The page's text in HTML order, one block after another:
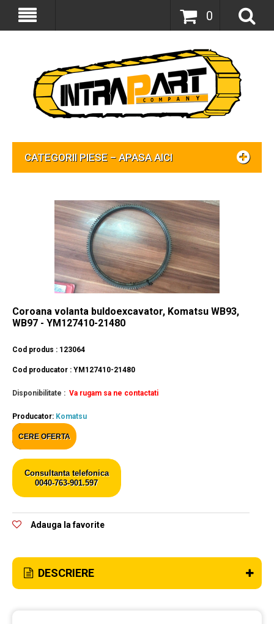
0
CATEGORII PIESE – APASA AICI
Coroana volanta buldoexcavator, Komatsu WB93,
WB97 - YM127410-21480
Cod produs : 123064
Cod producator : YM127410-21480
Disponibilitate : Va rugam sa ne contactati
Producator: Komatsu
CERE OFERTA
Consultanta telefonica
0040-763-901.597
Adauga la favorite
DESCRIERE